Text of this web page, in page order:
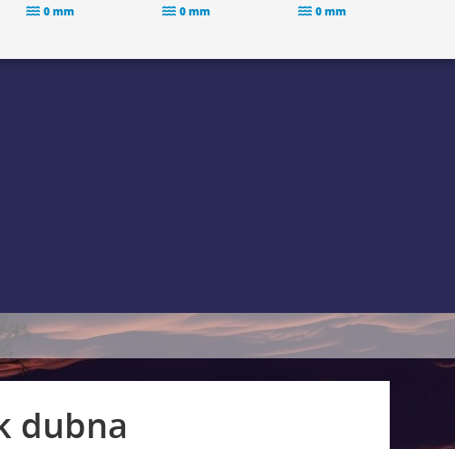
0 mm 0 mm 0 mm
dubna